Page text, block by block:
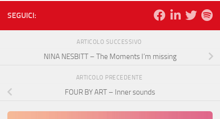
SEGUICI:
ARTICOLO SUCCESSIVO
NINA NESBITT – The Moments I’m missing
ARTICOLO PRECEDENTE
FOUR BY ART – Inner sounds